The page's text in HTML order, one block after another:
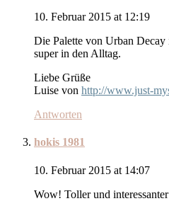
10. Februar 2015 at 12:19
Die Palette von Urban Decay
super in den Alltag.
Liebe Grüße
Luise von http://www.just-
Antworten
hokis 1981
10. Februar 2015 at 14:07
Wow! Toller und